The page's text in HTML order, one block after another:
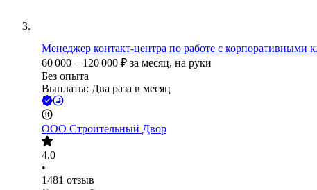
Менеджер контакт-центра по работе с корпоративными
60 000 – 120 000 ₽ за месяц, на руки
Без опыта
Выплаты: Два раза в месяц
ООО Строительный Двор
4.0
•
1481 отзыв